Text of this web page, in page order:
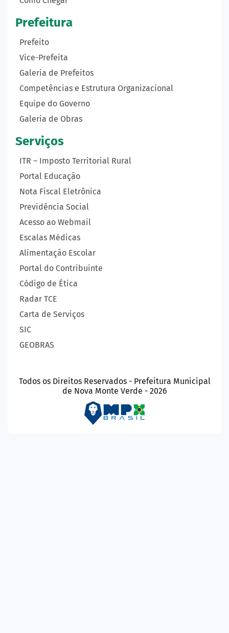
Prefeitura
Prefeito
Vice-Prefeita
Galeria de Prefeitos
Competências e Estrutura Organizacional
Equipe do Governo
Galeria de Obras
Serviços
ITR – Imposto Territorial Rural
Portal Educação
Nota Fiscal Eletrônica
Previdência Social
Acesso ao Webmail
Escalas Médicas
Alimentação Escolar
Portal do Contribuinte
Código de Ética
Radar TCE
Carta de Serviços
SIC
GEOBRAS
Todos os Direitos Reservados - Prefeitura Municipal
de Nova Monte Verde - 2026